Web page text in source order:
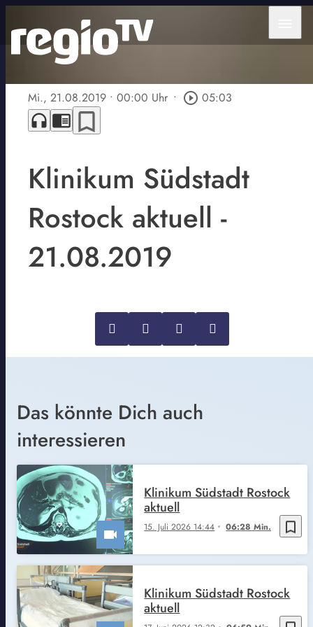
Mi., 21.08.2019 • 00:00 Uhr • play_circle_outline 05:03
headphones chrome_reader_mode bookmark_border
Klinikum Südstadt
Rostock aktuell -
21.08.2019
Das könnte Dich auch
interessieren
bookmark_border
15. Juli 2026 14:44 06:28 Min.
Klinikum Südstadt Rostock
aktuell
Klinikum Südstadt Rostock
aktuell